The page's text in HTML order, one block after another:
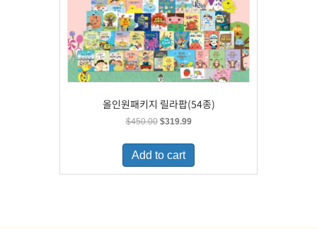
올인원패키지 릴라팝(54종)
$450.00 Original
was:
$450.00.
$319.99Current
is:
Add to cart